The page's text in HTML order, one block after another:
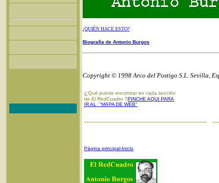
¿QUIÉN HACE ESTO?
Biografía de Antonio Burgos
Copyright © 1998 Arco del Postigo S.L. Sevilla,
¿ Qué puede encontrar en cada sección
de El RedCuadro ?PINCHE AQUI PARA
IR AL "MAPA DE WEB"
Página principal-Inicio